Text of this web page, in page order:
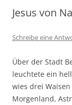
Jesus von
Schreibe eine
Über der Stadt
leuchtete ein
wies drei
Morgenland,